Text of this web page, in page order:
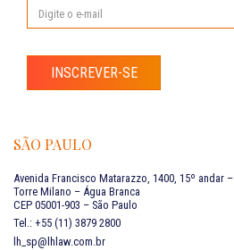
INSCREVER-SE
SÃO PAULO
Avenida Francisco Matarazzo, 1400, 15º andar –
Torre Milano – Água Branca
CEP 05001-903 – São Paulo
Tel.: +55 (11) 3879 2800
lh_sp@lhlaw.com.br